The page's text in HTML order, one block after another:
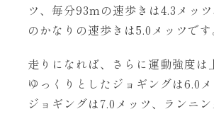
ツ、毎分93mの速歩きは4.3メッ
のかなりの速歩きは5.0メッツです
走りになれば、さらに運動強度は
ゆっくりとしたジョギングは6.0
ジョギングは7.0メッツ、ランニ